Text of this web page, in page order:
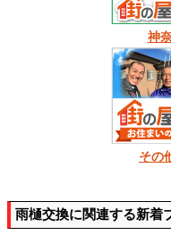
神
その
雨樋交換に関連する新着